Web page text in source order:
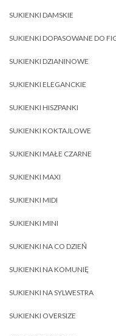
SUKIENKI DAMSKIE
SUKIENKI DOPASOWANE DO
SUKIENKI DZIANINOWE
SUKIENKI ELEGANCKIE
SUKIENKI HISZPANKI
SUKIENKI KOKTAJLOWE
SUKIENKI MAŁE CZARNE
SUKIENKI MAXI
SUKIENKI MIDI
SUKIENKI MINI
SUKIENKI NA CO DZIEŃ
SUKIENKI NA KOMUNIĘ
SUKIENKI NA SYLWESTRA
SUKIENKI OVERSIZE